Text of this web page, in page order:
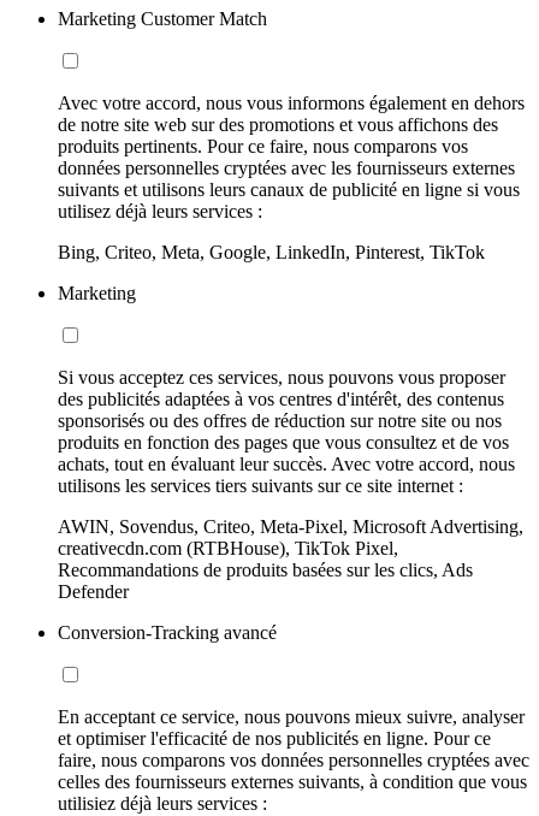
Marketing Customer Match
Avec votre accord, nous vous informons également en dehors
de notre site web sur des promotions et vous affichons des
produits pertinents. Pour ce faire, nous comparons vos
données personnelles cryptées avec les fournisseurs externes
suivants et utilisons leurs canaux de publicité en ligne si vous
utilisez déjà leurs services :
Bing, Criteo, Meta, Google, LinkedIn, Pinterest, TikTok
Marketing
Si vous acceptez ces services, nous pouvons vous proposer
des publicités adaptées à vos centres d'intérêt, des contenus
sponsorisés ou des offres de réduction sur notre site ou nos
produits en fonction des pages que vous consultez et de vos
achats, tout en évaluant leur succès. Avec votre accord, nous
utilisons les services tiers suivants sur ce site internet :
AWIN, Sovendus, Criteo, Meta-Pixel, Microsoft Advertising,
creativecdn.com (RTBHouse), TikTok Pixel,
Recommandations de produits basées sur les clics, Ads
Defender
Conversion-Tracking avancé
En acceptant ce service, nous pouvons mieux suivre, analyser
et optimiser l'efficacité de nos publicités en ligne. Pour ce
faire, nous comparons vos données personnelles cryptées avec
celles des fournisseurs externes suivants, à condition que vous
utilisiez déjà leurs services :